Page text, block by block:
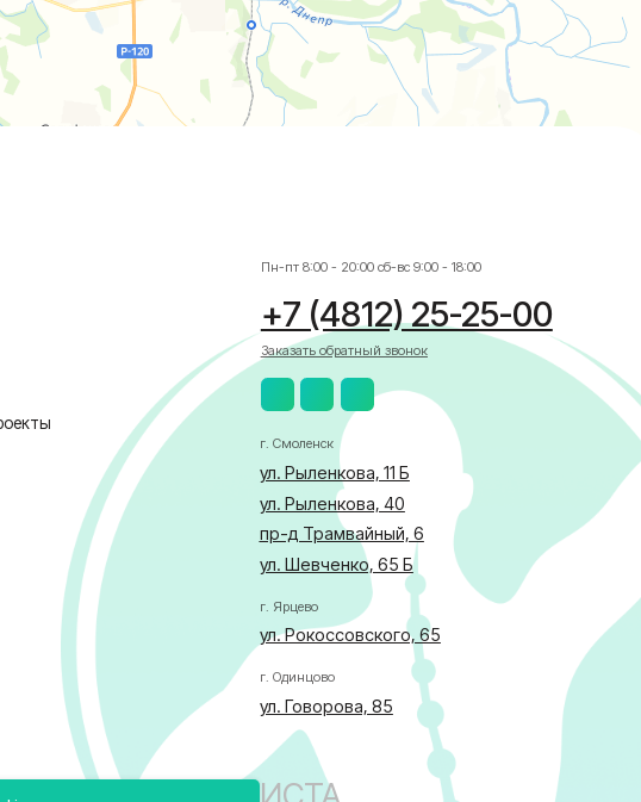
+7 (4812) 25-25-00
Заказать обратный звонок
ул. Рокоссовского, 65
г. Одинцово
ул. Говорова, 85
пр-д Трамвайный, 6
области по здравоохранению
Политика в отношении обработки персональных данных
Пн-пт 8:00 - 20:00 сб-вс 9:00 - 18:00